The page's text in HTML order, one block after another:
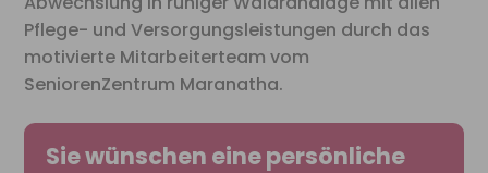
Pflege- und Versorgungsleistungen durch das
motivierte Mitarbeiterteam vom
SeniorenZentrum Maranatha.
Sie wünschen eine persönliche